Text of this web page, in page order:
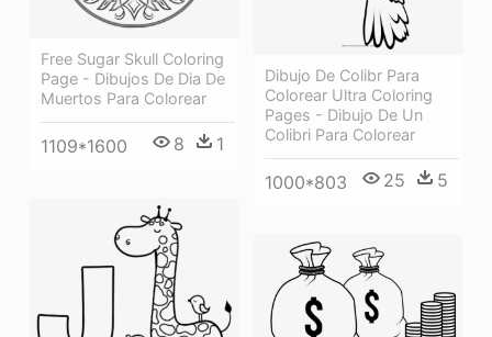
Free Sugar Skull Coloring
Page - Dibujos De Dia De
Muertos Para Colorear
1109*1600 8 1
Dibujo De Colibr Para
Colorear Ultra Coloring
Pages - Dibujo De Un
Colibri Para Colorear
1000*803 25 5